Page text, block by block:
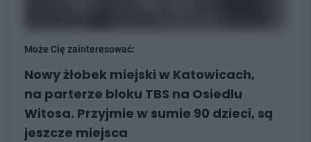
Może Cię zainteresować:
Nowy żłobek miejski w Katowicach,
na parterze bloku TBS na Osiedlu
Witosa. Przyjmie w sumie 90 dzieci, są
jeszcze miejsca